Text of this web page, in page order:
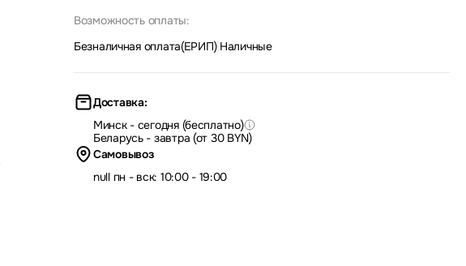
Возможность оплаты:
Безналичная оплата(ЕРИП)| Наличные
Доставка:
Минск - сегодня (бесплатно)
Беларусь - завтра (от 30 BYN)
Самовывоз
null пн - вск: 10:00 - 19:00